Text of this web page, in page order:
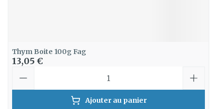
Thym Boite 100g Fag
13,05 €
Ajouter au panier